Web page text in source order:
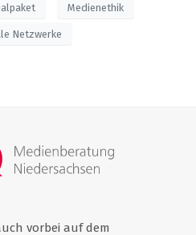
Medienethik
Netzwerke
vorbei auf dem